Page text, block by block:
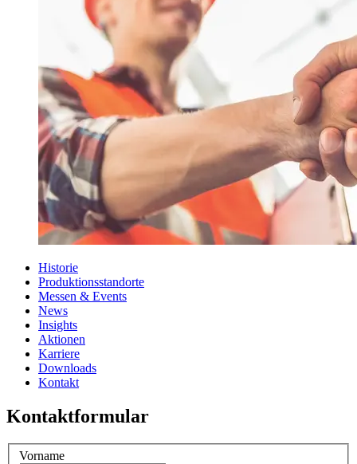
Historie
Produktionsstandorte
Messen & Events
News
Insights
Aktionen
Karriere
Downloads
Kontakt
Kontaktformular
Vorname